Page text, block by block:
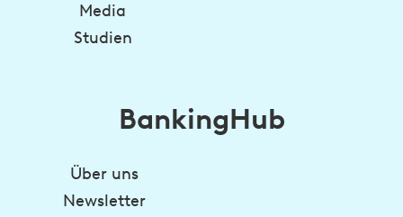
Media
Studien
BankingHub
Über uns
Newsletter